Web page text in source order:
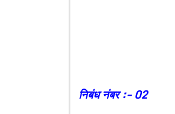
निबंध नंबर :- 02